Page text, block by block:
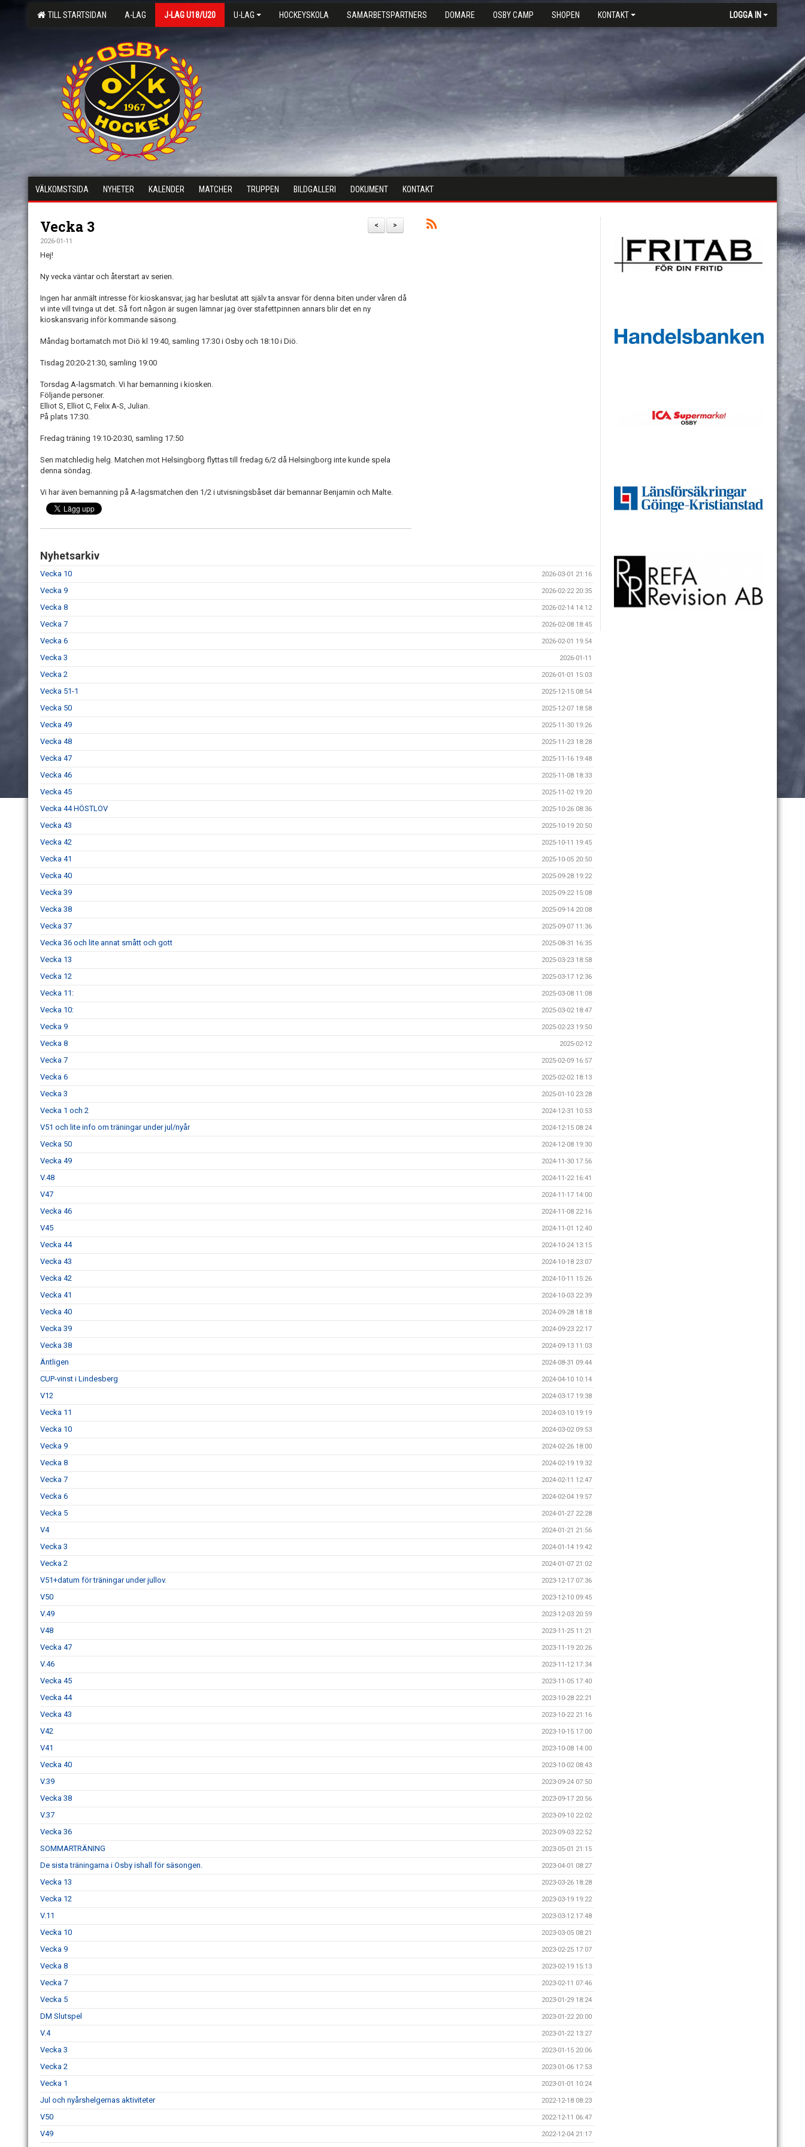
TILL STARTSIDAN A-LAG J-LAG U18/U20 U-LAG HOCKEYSKOLA SAMARBETSPARTNERS DOMARE OSBY CAMP SHOPEN KONTAKT LOGGA IN
VÄLKOMSTSIDA NYHETER KALENDER MATCHER TRUPPEN BILDGALLERI DOKUMENT KONTAKT
>
<
Vecka 3
2026-01-11
Hej!
Ny vecka väntar och återstart av serien.
Ingen har anmält intresse för kioskansvar, jag har beslutat att själv ta ansvar för denna biten under våren då
vi inte vill tvinga ut det. Så fort någon är sugen lämnar jag över stafettpinnen annars blir det en ny
kioskansvarig inför kommande säsong.
Måndag bortamatch mot Diö kl 19:40, samling 17:30 i Osby och 18:10 i Diö.
Tisdag 20:20-21:30, samling 19:00
Torsdag A-lagsmatch. Vi har bemanning i kiosken.
Följande personer.
Elliot S, Elliot C, Felix A-S, Julian.
På plats 17:30.
Fredag träning 19:10-20:30, samling 17:50
Sen matchledig helg. Matchen mot Helsingborg flyttas till fredag 6/2 då Helsingborg inte kunde spela
denna söndag.
Vi har även bemanning på A-lagsmatchen den 1/2 i utvisningsbåset där bemannar Benjamin och Malte.
Nyhetsarkiv
Vecka 10 2026-03-01 21:16
Vecka 9 2026-02-22 20:35
Vecka 8 2026-02-14 14:12
Vecka 7 2026-02-08 18:45
Vecka 6 2026-02-01 19:54
Vecka 3 2026-01-11
Vecka 2 2026-01-01 15:03
Vecka 51-1 2025-12-15 08:54
Vecka 50 2025-12-07 18:58
Vecka 49 2025-11-30 19:26
Vecka 48 2025-11-23 18:28
Vecka 47 2025-11-16 19:48
Vecka 46 2025-11-08 18:33
Vecka 45 2025-11-02 19:20
Vecka 44 HÖSTLOV 2025-10-26 08:36
Vecka 43 2025-10-19 20:50
Vecka 42 2025-10-11 19:45
Vecka 41 2025-10-05 20:50
Vecka 40 2025-09-28 19:22
Vecka 39 2025-09-22 15:08
Vecka 38 2025-09-14 20:08
Vecka 37 2025-09-07 11:36
Vecka 36 och lite annat smått och gott 2025-08-31 16:35
Vecka 13 2025-03-23 18:58
Vecka 12 2025-03-17 12:36
Vecka 11: 2025-03-08 11:08
Vecka 10: 2025-03-02 18:47
Vecka 9 2025-02-23 19:50
Vecka 8 2025-02-12
Vecka 7 2025-02-09 16:57
Vecka 6 2025-02-02 18:13
Vecka 3 2025-01-10 23:28
Vecka 1 och 2 2024-12-31 10:53
V51 och lite info om träningar under jul/nyår 2024-12-15 08:24
Vecka 50 2024-12-08 19:30
Vecka 49 2024-11-30 17:56
V.48 2024-11-22 16:41
V47 2024-11-17 14:00
Vecka 46 2024-11-08 22:16
V45 2024-11-01 12:40
Vecka 44 2024-10-24 13:15
Vecka 43 2024-10-18 23:07
Vecka 42 2024-10-11 15:26
Vecka 41 2024-10-03 22:39
Vecka 40 2024-09-28 18:18
Vecka 39 2024-09-23 22:17
Vecka 38 2024-09-13 11:03
Äntligen 2024-08-31 09:44
CUP-vinst i Lindesberg 2024-04-10 10:14
V12 2024-03-17 19:38
Vecka 11 2024-03-10 19:19
Vecka 10 2024-03-02 09:53
Vecka 9 2024-02-26 18:00
Vecka 8 2024-02-19 19:32
Vecka 7 2024-02-11 12:47
Vecka 6 2024-02-04 19:57
Vecka 5 2024-01-27 22:28
V4 2024-01-21 21:56
Vecka 3 2024-01-14 19:42
Vecka 2 2024-01-07 21:02
V51+datum för träningar under jullov. 2023-12-17 07:36
V50 2023-12-10 09:45
V.49 2023-12-03 20:59
V48 2023-11-25 11:21
Vecka 47 2023-11-19 20:26
V.46 2023-11-12 17:34
Vecka 45 2023-11-05 17:40
Vecka 44 2023-10-28 22:21
Vecka 43 2023-10-22 21:16
V42 2023-10-15 17:00
V41 2023-10-08 14:00
Vecka 40 2023-10-02 08:43
V.39 2023-09-24 07:50
Vecka 38 2023-09-17 20:56
V.37 2023-09-10 22:02
Vecka 36 2023-09-03 22:52
SOMMARTRÄNING 2023-05-01 21:15
De sista träningarna i Osby ishall för säsongen. 2023-04-01 08:27
Vecka 13 2023-03-26 18:28
Vecka 12 2023-03-19 19:22
V.11 2023-03-12 17:48
Vecka 10 2023-03-05 08:21
Vecka 9 2023-02-25 17:07
Vecka 8 2023-02-19 15:13
Vecka 7 2023-02-11 07:46
Vecka 5 2023-01-29 18:24
DM Slutspel 2023-01-22 20:00
V.4 2023-01-22 13:27
Vecka 3 2023-01-15 20:06
Vecka 2 2023-01-06 17:53
Vecka 1 2023-01-01 10:24
Jul och nyårshelgernas aktiviteter 2022-12-18 08:23
V50 2022-12-11 06:47
V49 2022-12-04 21:17